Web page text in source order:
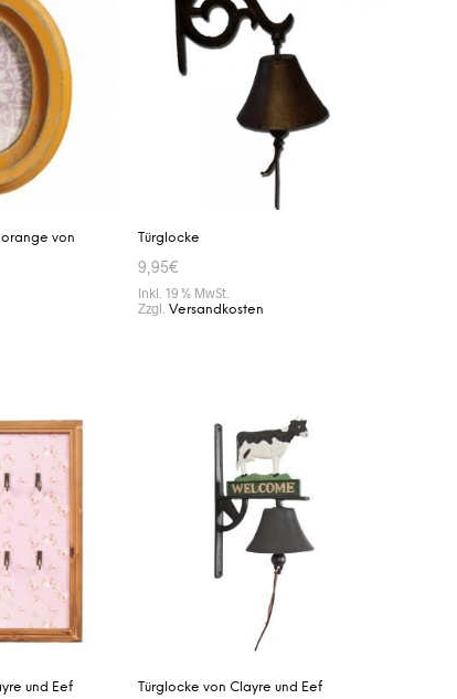
von
Türglocke
9,95€
Inkl. 19 % MwSt.
Zzgl.Versandkosten
und Eef Türglocke von Clayre und Eef